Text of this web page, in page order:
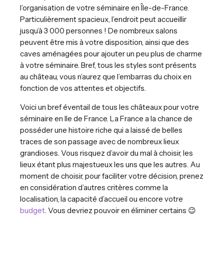
l’organisation de votre séminaire en Île-de-France.
Particulièrement spacieux, l’endroit peut accueillir
jusqu’à 3 000 personnes ! De nombreux salons
peuvent être mis à votre disposition, ainsi que des
caves aménagées pour ajouter un peu plus de charme
à votre séminaire. Bref, tous les styles sont présents
au château, vous n’aurez que l’embarras du choix en
fonction de vos attentes et objectifs.
Voici un bref éventail de tous les châteaux pour votre
séminaire en Ile de France. La France a la chance de
posséder une histoire riche qui a laissé de belles
traces de son passage avec de nombreux lieux
grandioses. Vous risquez d’avoir du mal à choisir, les
lieux étant plus majestueux les uns que les autres. Au
moment de choisir, pour faciliter votre décision, prenez
en considération d’autres critères comme la
localisation, la capacité d’accueil ou encore votre
budget. Vous devriez pouvoir en éliminer certains 😉